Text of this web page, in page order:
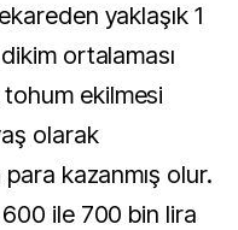
yaklaşık 1
ortalaması
ekilmesi
olarak
kazanmış olur.
ile 700 bin lira